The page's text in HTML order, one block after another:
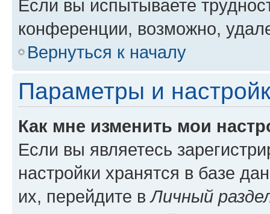
Если вы испытываете
конференции, возможно,
Вернуться к началу
Параметры и
Как мне изменить мои
Если вы являетесь
настройки хранятся в базе
их, перейдите вЛичный